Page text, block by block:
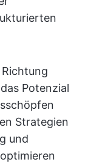
Potenzial
Strategien
und